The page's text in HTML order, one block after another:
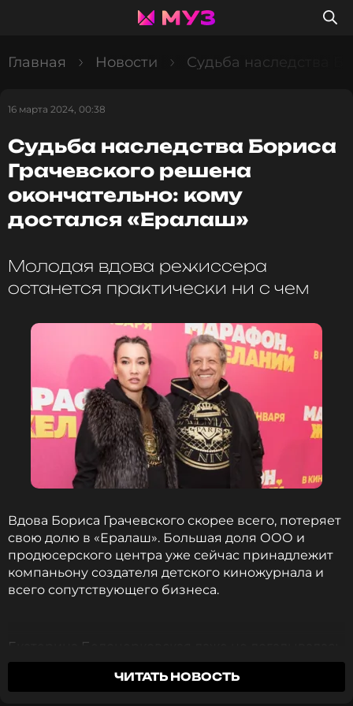
Главная Новости Судьба наследства
16 марта 2024, 00:38
Судьба наследства Бориса
Грачевского решена
окончательно: кому
достался «Ералаш»
Молодая вдова режиссера
останется практически ни с чем
Вдова Бориса Грачевского скорее всего, потеряет
свою долю в «Ералаш». Большая доля ООО и
продюсерского центра уже сейчас принадлежит
компаньону создателя детского киножурнала и
всего сопутствующего бизнеса.
Екатерина Белоцерковская даже не догадывалась,
что, во-первых, на момент смерти ее мужа у
Аркадия Григоряна уже был 51% бизнеса, а во-
ЧИТАТЬ НОВОСТЬ